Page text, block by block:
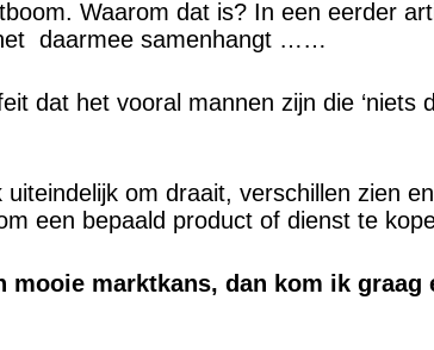
Waarom dat is? In een eerder
daarmee samenhangt ……
dat het vooral mannen zijn die ‘niets
uiteindelijk om draait, verschillen zien
een bepaald product of dienst te
mooie marktkans, dan kom ik